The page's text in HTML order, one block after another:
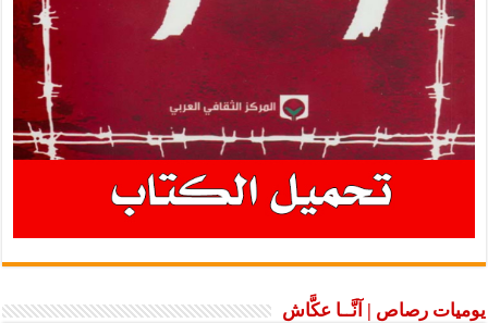
يوميات رصاص | آنَّــا عكَّاش